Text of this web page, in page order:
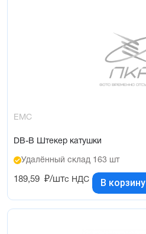
EMC
DB-B Штекер катушки
Удалённый склад 163 шт
189,59 ₽/штс НДС В корзину